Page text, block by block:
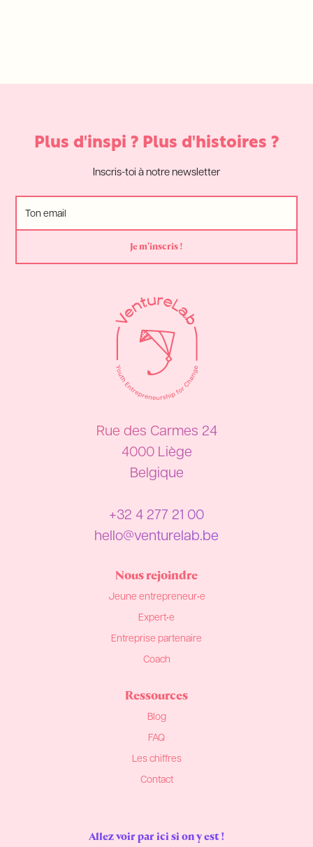
Plus d'inspi ? Plus d'histoires ?
Inscris-toi à notre newsletter
Nous rejoindre
Jeune entrepreneur•e
Expert•e
Entreprise partenaire
Coach
Ressources
Blog
FAQ
Les chiffres
Contact
Rue des Carmes 24
4000 Liège
Belgique
+32 4 277 21 00
hello@venturelab.be
Allez voir par ici si on y est !